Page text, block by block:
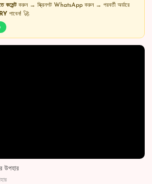
কমেন্টকরুন → স্ক্রিনশট WhatsApp করুন → পরবর্তী অর্ডারে
পাবেন! 🚀
উপহার